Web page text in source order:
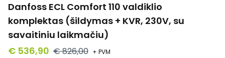
Danfoss ECL Comfort 110 valdiklio
komplektas (šildymas + KVR, 230V, su
savaitiniu laikmačiu)
€ 536,90 € 826,00 + PVM